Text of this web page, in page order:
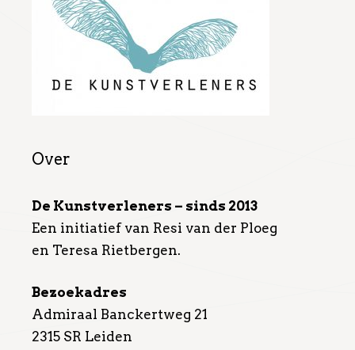
Over
De Kunstverleners – sinds 2013
Een initiatief van Resi van der Ploeg
en Teresa Rietbergen.
Bezoekadres
Admiraal Banckertweg 21
2315 SR Leiden